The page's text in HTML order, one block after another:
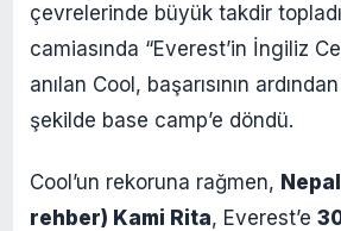
çevrelerinde büyük takdir
camiasında “Everest’in İngiliz
anılan Cool, başarısının
şekilde base camp’e döndü.
Cool’un rekoruna rağmen,
rehber) Kami Rita, Everest’e